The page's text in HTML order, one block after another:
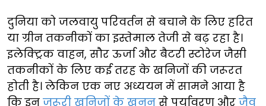
दुनिया को जलवायु परिवर्तन से बचाने के लिए हरित
या ग्रीन तकनीकों का इस्तेमाल तेजी से बढ़ रहा है।
इलेक्ट्रिक वाहन, सौर ऊर्जा और बैटरी स्टोरेज जैसी
तकनीकों के लिए कई तरह के खनिजों की जरूरत
होती है। लेकिन एक नए अध्ययन में सामने आया है
कि इन जरूरी खनिजों के खनन से पर्यावरण और जैव